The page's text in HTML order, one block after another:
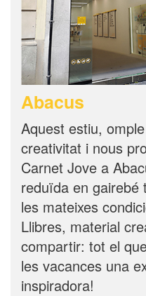
Abacus
Aquest estiu,
creativitat i nous
Carnet Jove a
reduïda en
les mateixes
Llibres, material
compartir: tot el
les vacances una
inspiradora!